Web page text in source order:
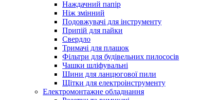
Наждачний папір
Ніж змінний
Подовжувачі для інструменту
Припій для пайки
Свердло
Тримачі для плашок
Фільтри для будівельних пилососів
Чашки шліфувальні
Шини для ланцюгової пили
Щітки для електроінструменту
Електромонтажне обладнання